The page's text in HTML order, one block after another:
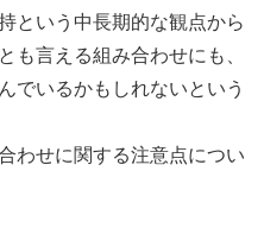
という中長期的な観点から
も言える組み合わせにも、
でいるかもしれないという
わせに関する注意点につい